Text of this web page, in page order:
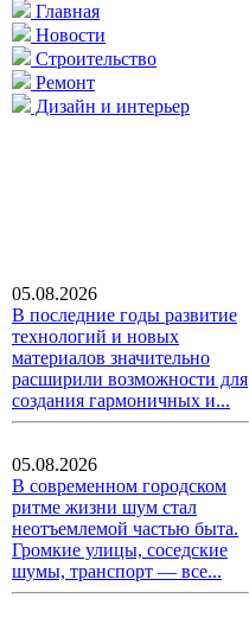
Главная
Новости
Строительство
Ремонт
Дизайн и интерьер
05.08.2026
В последние годы развитие
технологий и новых
материалов значительно
расширили возможности для
создания гармоничных и...
05.08.2026
В современном городском
ритме жизни шум стал
неотъемлемой частью быта.
Громкие улицы, соседские
шумы, транспорт — все...